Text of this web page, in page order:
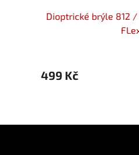
Dioptrické brýle 812
499 Kč